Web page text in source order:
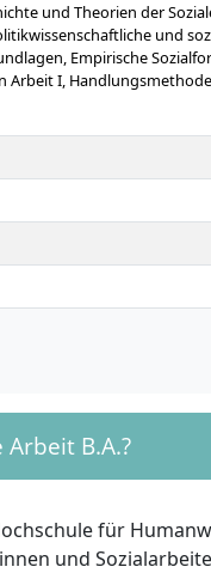
und Theorien der
und
Empirische
Arbeit I,
Rechtliche Grundlagen
Fall- und
der
Arbeit, Soziale Arbeit
Gesellschaft, Gesundheit
und Integration,
B.A.?
für
und